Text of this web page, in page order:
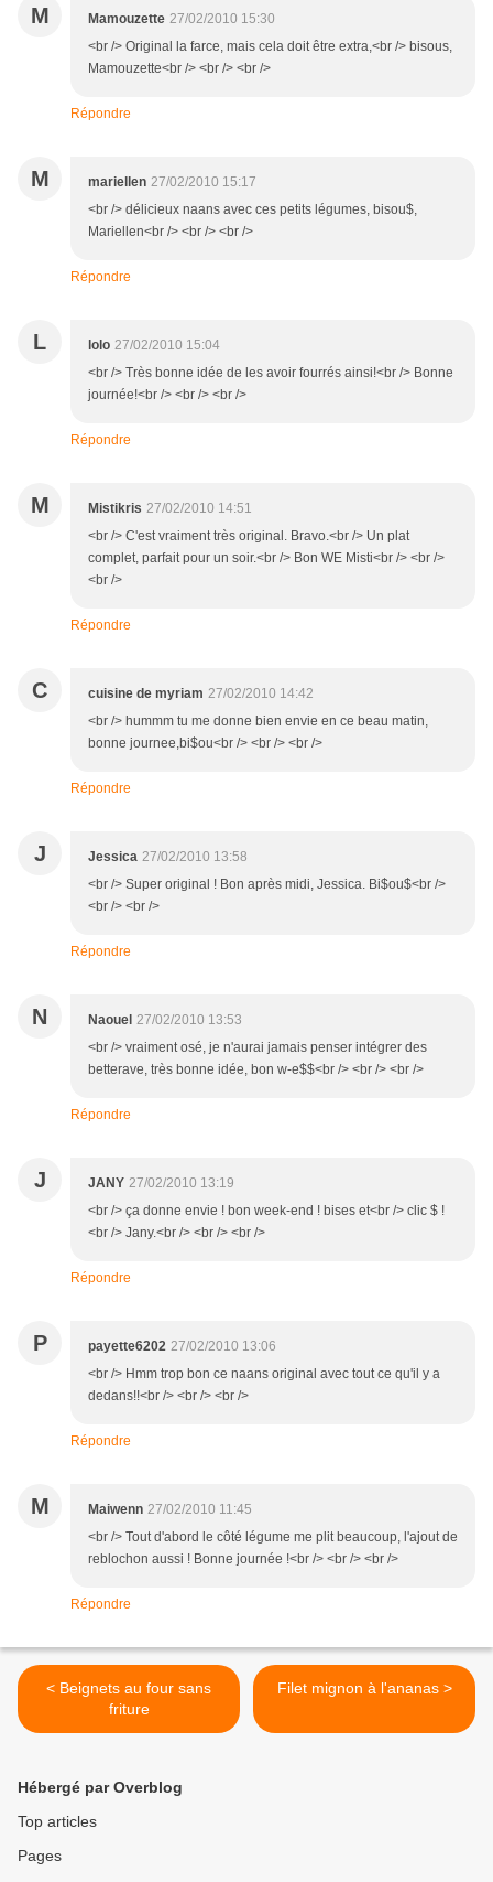
M Mamouzette 27/02/2010 15:30
<br /> Original la farce, mais cela doit être extra,<br /> bisous,
Mamouzette<br /> <br /> <br />
Répondre
M mariellen 27/02/2010 15:17
<br /> délicieux naans avec ces petits légumes, bisou$,
Mariellen<br /> <br /> <br />
Répondre
L lolo 27/02/2010 15:04
<br /> Très bonne idée de les avoir fourrés ainsi!<br /> Bonne
journée!<br /> <br /> <br />
Répondre
M Mistikris 27/02/2010 14:51
<br /> C'est vraiment très original. Bravo.<br /> Un plat
complet, parfait pour un soir.<br /> Bon WE Misti<br /> <br />
<br />
Répondre
C cuisine de myriam 27/02/2010 14:42
<br /> hummm tu me donne bien envie en ce beau matin,
bonne journee,bi$ou<br /> <br /> <br />
Répondre
J Jessica 27/02/2010 13:58
<br /> Super original ! Bon après midi, Jessica. Bi$ou$<br />
<br /> <br />
Répondre
N Naouel 27/02/2010 13:53
<br /> vraiment osé, je n'aurai jamais penser intégrer des
betterave, très bonne idée, bon w-e$$<br /> <br /> <br />
Répondre
J JANY 27/02/2010 13:19
<br /> ça donne envie ! bon week-end ! bises et<br /> clic $ !
<br /> Jany.<br /> <br /> <br />
Répondre
P payette6202 27/02/2010 13:06
<br /> Hmm trop bon ce naans original avec tout ce qu'il y a
dedans!!<br /> <br /> <br />
Répondre
M Maiwenn 27/02/2010 11:45
<br /> Tout d'abord le côté légume me plit beaucoup, l'ajout de
reblochon aussi ! Bonne journée !<br /> <br /> <br />
Répondre
< Beignets au four sans
friture
Filet mignon à l'ananas >
Hébergé par Overblog
Top articles
Pages